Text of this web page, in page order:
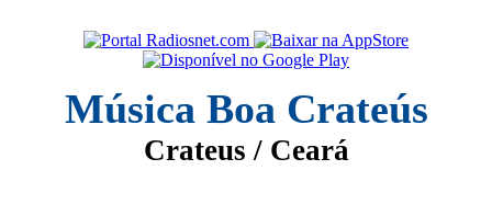
Música Boa Crateús
Crateus / Ceará